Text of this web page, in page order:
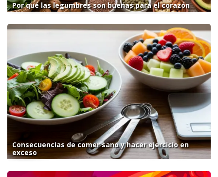
Por qué las legumbres son buenas para el corazón
Consecuencias de comer sano y hacer ejercicio en
exceso